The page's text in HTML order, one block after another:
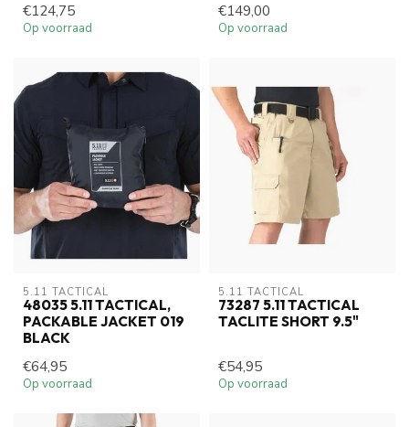
€124,75
Op voorraad
€149,00
Op voorraad
5.11 TACTICAL
48035 5.11 TACTICAL,
PACKABLE JACKET 019
BLACK
€64,95
Op voorraad
5.11 TACTICAL
73287 5.11 TACTICAL
TACLITE SHORT 9.5"
€54,95
Op voorraad